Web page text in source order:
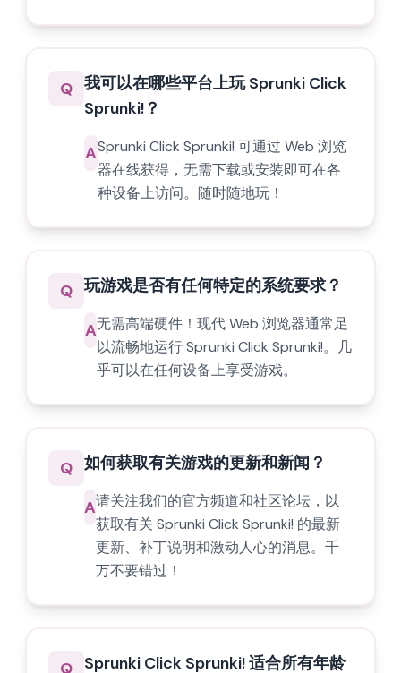
Q 我可以在哪些平台上玩 Sprunki Click
Sprunki!？
ASprunki Click Sprunki! 可通过 Web 浏览
器在线获得，无需下载或安装即可在各
种设备上访问。随时随地玩！
Q 玩游戏是否有任何特定的系统要求？
A无需高端硬件！现代 Web 浏览器通常足
以流畅地运行 Sprunki Click Sprunki!。几
乎可以在任何设备上享受游戏。
Q 如何获取有关游戏的更新和新闻？
A请关注我们的官方频道和社区论坛，以
获取有关 Sprunki Click Sprunki! 的最新
更新、补丁说明和激动人心的消息。千
万不要错过！
Q Sprunki Click Sprunki! 适合所有年龄